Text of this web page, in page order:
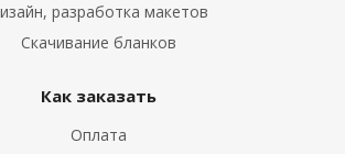
разработка макетов
Скачивание бланков
Как заказать
Оплата